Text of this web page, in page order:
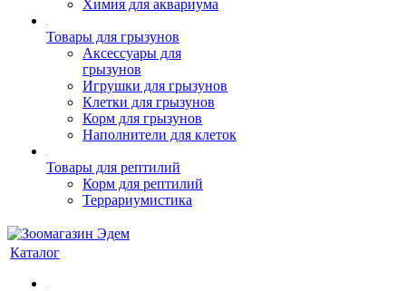
Химия для аквариума
Товары для грызунов
Аксессуары для
грызунов
Игрушки для грызунов
Клетки для грызунов
Корм для грызунов
Наполнители для клеток
Товары для рептилий
Корм для рептилий
Террариумистика
Каталог